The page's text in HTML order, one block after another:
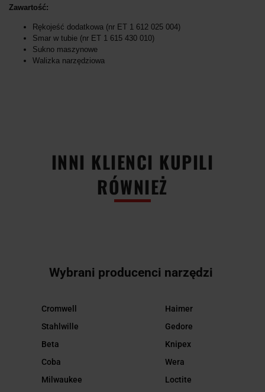
Zawartość:
Rękojeść dodatkowa (nr ET 1 612 025 004)
Smar w tubie (nr ET 1 615 430 010)
Sukno maszynowe
Walizka narzędziowa
INNI KLIENCI KUPILI
RÓWNIEŻ
Wybrani producenci narzędzi
Cromwell
Stahlwille
Beta
Coba
Milwaukee
Haimer
Gedore
Knipex
Wera
Loctite